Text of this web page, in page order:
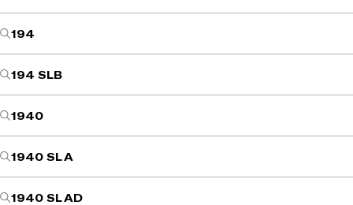
194
194 SLB
1940
1940 SL A
1940 SL AD